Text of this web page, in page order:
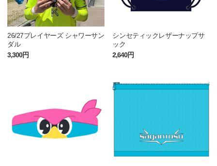
26/27プレイヤーズ シャワーサン
ダル
3,300円
シンセティックレザーナップサ
ック
2,640円